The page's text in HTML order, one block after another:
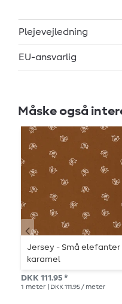
Plejevejledning
EU-ansvarlig
Måske også
Jersey - Små elefanter
karamel
DKK 111.95 *
1 meter | DKK 111.95 / meter